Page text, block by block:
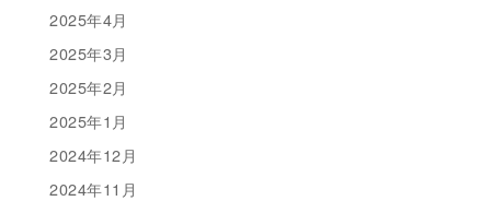
2025年4月
2025年3月
2025年2月
2025年1月
2024年12月
2024年11月